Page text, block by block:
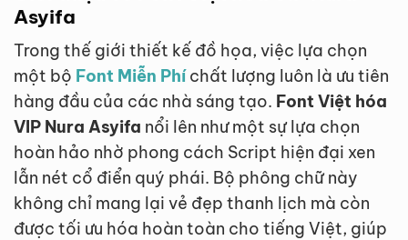
Asyifa
Trong thế giới thiết kế đồ họa, việc lựa chọn
một bộ Font Miễn Phíchất lượng luôn là ưu tiên
hàng đầu của các nhà sáng tạo. Font Việt hóa
VIP Nura Asyifa nổi lên như một sự lựa chọn
hoàn hảo nhờ phong cách Script hiện đại xen
lẫn nét cổ điển quý phái. Bộ phông chữ này
không chỉ mang lại vẻ đẹp thanh lịch mà còn
được tối ưu hóa hoàn toàn cho tiếng Việt, giúp